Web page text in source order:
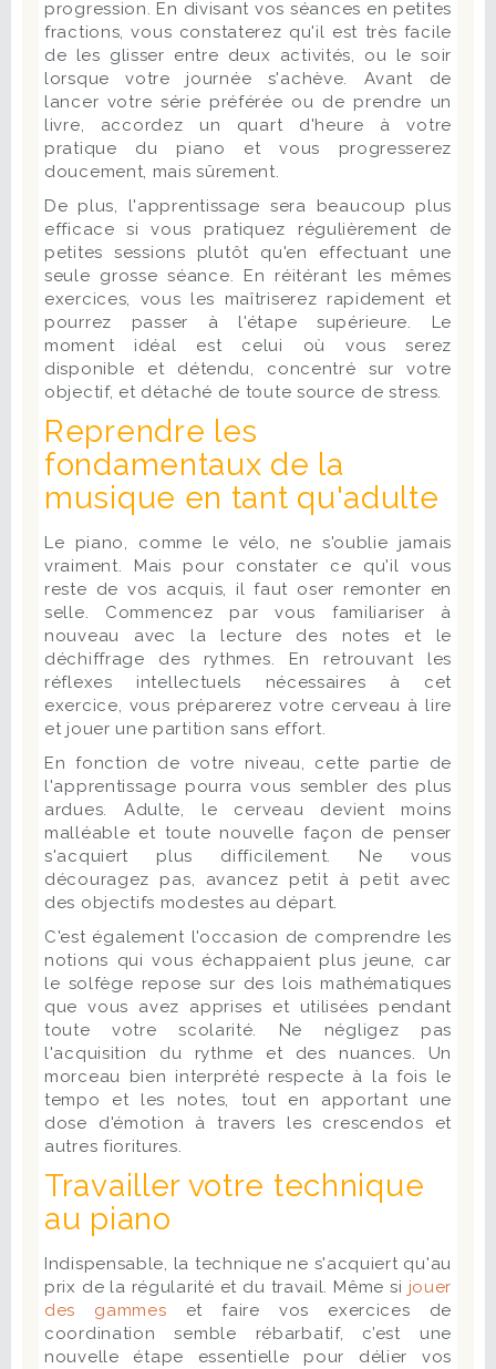
progression. En divisant vos séances en petites
fractions, vous constaterez qu'il est très facile
de les glisser entre deux activités, ou le soir
lorsque votre journée s'achève. Avant de
lancer votre série préférée ou de prendre un
livre, accordez un quart d'heure à votre
pratique du piano et vous progresserez
doucement, mais sûrement.
De plus, l'apprentissage sera beaucoup plus
efficace si vous pratiquez régulièrement de
petites sessions plutôt qu'en effectuant une
seule grosse séance. En réitérant les mêmes
exercices, vous les maîtriserez rapidement et
pourrez passer à l'étape supérieure. Le
moment idéal est celui où vous serez
disponible et détendu, concentré sur votre
objectif, et détaché de toute source de stress.
Reprendre les
fondamentaux de la
musique en tant qu'adulte
Le piano, comme le vélo, ne s'oublie jamais
vraiment. Mais pour constater ce qu'il vous
reste de vos acquis, il faut oser remonter en
selle. Commencez par vous familiariser à
nouveau avec la lecture des notes et le
déchiffrage des rythmes. En retrouvant les
réflexes intellectuels nécessaires à cet
exercice, vous préparerez votre cerveau à lire
et jouer une partition sans effort.
En fonction de votre niveau, cette partie de
l'apprentissage pourra vous sembler des plus
ardues. Adulte, le cerveau devient moins
malléable et toute nouvelle façon de penser
s'acquiert plus difficilement. Ne vous
découragez pas, avancez petit à petit avec
des objectifs modestes au départ.
C'est également l'occasion de comprendre les
notions qui vous échappaient plus jeune, car
le solfège repose sur des lois mathématiques
que vous avez apprises et utilisées pendant
toute votre scolarité. Ne négligez pas
l'acquisition du rythme et des nuances. Un
morceau bien interprété respecte à la fois le
tempo et les notes, tout en apportant une
dose d'émotion à travers les crescendos et
autres fioritures.
Travailler votre technique
au piano
Indispensable, la technique ne s'acquiert qu'au
prix de la régularité et du travail. Même si jouer
des gammes et faire vos exercices de
coordination semble rébarbatif, c’est une
nouvelle étape essentielle pour délier vos